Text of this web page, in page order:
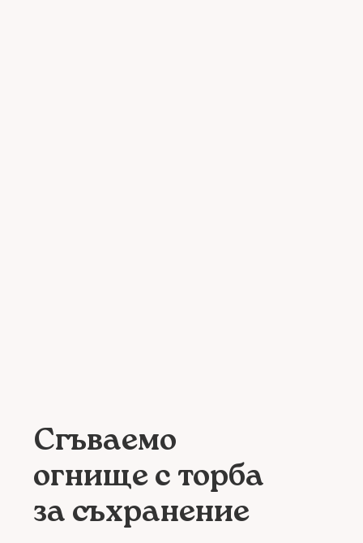
Сгъваемо
огнище с торба
за съхранение